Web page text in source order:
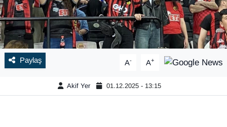
Paylaş A- A+
Akif Yer 01.12.2025 - 13:15